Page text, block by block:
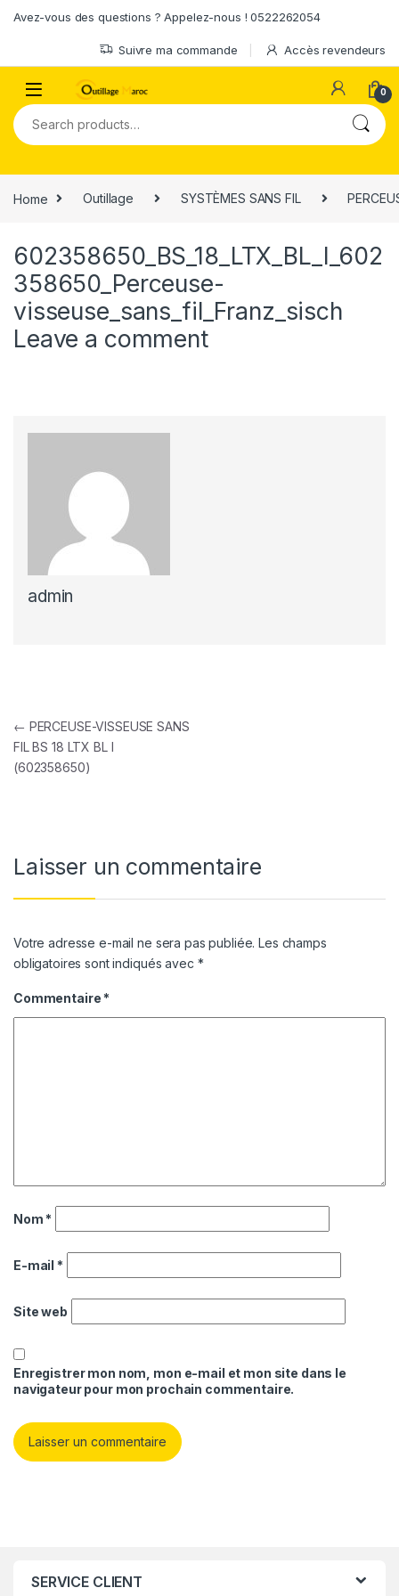
Avez-vous des questions ? Appelez-nous ! 0522262054
Suivre ma commande Accès revendeurs
0
Search for:
Home Outillage SYSTÈMES SANS FIL
602358650_BS_18_LTX_BL_I_602
358650_Perceuse-
visseuse_sans_fil_Franz_sisch
Leave a comment
admin
Navigation de l’article
← PERCEUSE-VISSEUSE SANS
FIL BS 18 LTX BL I
(602358650)
Laisser un commentaire
Votre adresse e-mail ne sera pas publiée. Les champs
obligatoires sont indiqués avec *
Commentaire *
Nom *
E-mail *
Site web
Enregistrer mon nom, mon e-mail et mon site dans le
navigateur pour mon prochain commentaire.
SERVICE CLIENT